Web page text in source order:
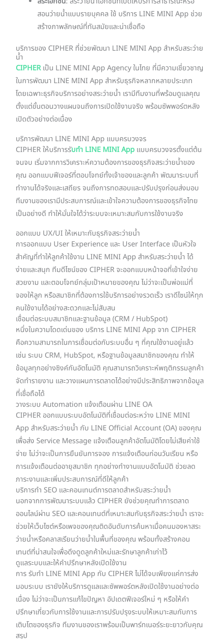
สอนว่ายน้ำแบบรายบุคคล ใช้ บริการ LINE MINI App ช่วย
สร้างภาพลักษณ์ที่ทันสมัยและน่าเชื่อถือ
บริการของ CIPHER ที่ช่วยพัฒนา LINE MINI App สำหรับสระว่าย
น้ำ
CIPHERเป็น LINE MINI App Agency ในไทย ที่มีความเชี่ยวชาญ
ในการพัฒนา LINE MINI App สำหรับธุรกิจหลากหลายประเภท
โดยเฉพาะธุรกิจบริการอย่างสระว่ายน้ำ เรามีทีมงานที่พร้อมดูแลคุณ
ตั้งแต่ขั้นตอนวางแผนจนถึงการเปิดใช้งานจริง พร้อมซัพพอร์ตหลัง
เปิดตัวอย่างต่อเนื่อง
บริการพัฒนา LINE MINI App แบบครบวงจร
CIPHER ให้บริการรับทำ LINE MINI App แบบครบวงจรตั้งแต่ต้น
จนจบ เริ่มจากการวิเคราะห์ความต้องการของธุรกิจสระว่ายน้ำของ
คุณ ออกแบบฟีเจอร์ที่ตอบโจทย์ทั้งเจ้าของและลูกค้า พัฒนาระบบที่
ทำงานได้จริงและเสถียร จนถึงการทดสอบและปรับปรุงก่อนส่งมอบ
ทีมงานของเรามีประสบการณ์และเข้าใจความต้องการของธุรกิจไทย
เป็นอย่างดี ทำให้มั่นใจได้ว่าระบบจะเหมาะสมกับการใช้งานจริง
ออกแบบ UX/UI ให้เหมาะกับธุรกิจสระว่ายน้ำ
การออกแบบ User Experience และ User Interface เป็นหัวใจ
สำคัญที่ทำให้ลูกค้าใช้งาน LINE MINI App สำหรับสระว่ายน้ำ ได้
ง่ายและสนุก ทีมดีไซน์ของ CIPHER จะออกแบบหน้าจอที่เข้าใจง่าย
สวยงาม และตอบโจทย์กลุ่มเป้าหมายของคุณ ไม่ว่าจะเป็นพ่อแม่ที่
จองให้ลูก หรือสมาชิกที่ต้องการใช้บริการอย่างรวดเร็ว เราดีไซน์ให้ทุก
คนใช้งานได้อย่างสะดวกและไม่สับสน
เชื่อมต่อระบบสมาชิกและฐานข้อมูล (CRM / HubSpot)
หนึ่งในความโดดเด่นของ บริการ LINE MINI App จาก CIPHER
คือความสามารถในการเชื่อมต่อกับระบบอื่น ๆ ที่คุณใช้งานอยู่แล้ว
เช่น ระบบ CRM, HubSpot, หรือฐานข้อมูลสมาชิกของคุณ ทำให้
ข้อมูลทุกอย่างซิงค์กันอัตโนมัติ คุณสามารถวิเคราะห์พฤติกรรมลูกค้า
จัดทำรายงาน และวางแผนการตลาดได้อย่างมีประสิทธิภาพจากข้อมูล
ที่เชื่อถือได้
วางระบบ Automation แจ้งเตือนผ่าน LINE OA
CIPHER ออกแบบระบบอัตโนมัติที่เชื่อมต่อระหว่าง LINE MINI
App สำหรับสระว่ายน้ำ กับ LINE Official Account (OA) ของคุณ
เพื่อส่ง Service Message แจ้งเตือนลูกค้าอัตโนมัติโดยไม่เสียค่าใช้
จ่าย ไม่ว่าจะเป็นการยืนยันการจอง การแจ้งเตือนก่อนวันเรียน หรือ
การแจ้งเตือนต่ออายุสมาชิก ทุกอย่างทำงานแบบอัตโนมัติ ช่วยลด
ภาระงานและเพิ่มประสบการณ์ที่ดีให้ลูกค้า
บริการทำ SEO และคอนเทนต์การตลาดสำหรับสระว่ายน้ำ
นอกจากการพัฒนาระบบแล้ว CIPHER ยังช่วยคุณทำการตลาด
ออนไลน์ผ่าน SEO และคอนเทนต์ที่เหมาะสมกับธุรกิจสระว่ายน้ำ เราจะ
ช่วยให้เว็บไซต์หรือเพจของคุณติดอันดับการค้นหาเมื่อคนมองหาสระ
ว่ายน้ำหรือคลาสเรียนว่ายน้ำในพื้นที่ของคุณ พร้อมทั้งสร้างคอน
เทนต์ที่น่าสนใจเพื่อดึงดูดลูกค้าใหม่และรักษาลูกค้าเก่าไว้
ดูแลระบบและให้คำปรึกษาหลังเปิดใช้งาน
การ รับทำ LINE MINI App กับ CIPHER ไม่ได้จบเพียงแค่การส่ง
มอบระบบ เรายังให้บริการดูแลและซัพพอร์ตหลังเปิดใช้งานอย่างต่อ
เนื่อง ไม่ว่าจะเป็นการแก้ไขปัญหา อัปเดตฟีเจอร์ใหม่ ๆ หรือให้คำ
ปรึกษาเกี่ยวกับการใช้งานและการปรับปรุงระบบให้เหมาะสมกับการ
เติบโตของธุรกิจ ทีมงานของเราพร้อมเป็นพาร์ทเนอร์ระยะยาวกับคุณ
สรุป